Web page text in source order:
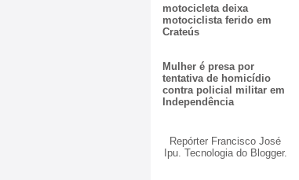
motocicleta deixa
motociclista ferido em
Crateús
Mulher é presa por
tentativa de homicídio
contra policial militar em
Independência
Repórter Francisco José
Ipu. Tecnologia do Blogger.